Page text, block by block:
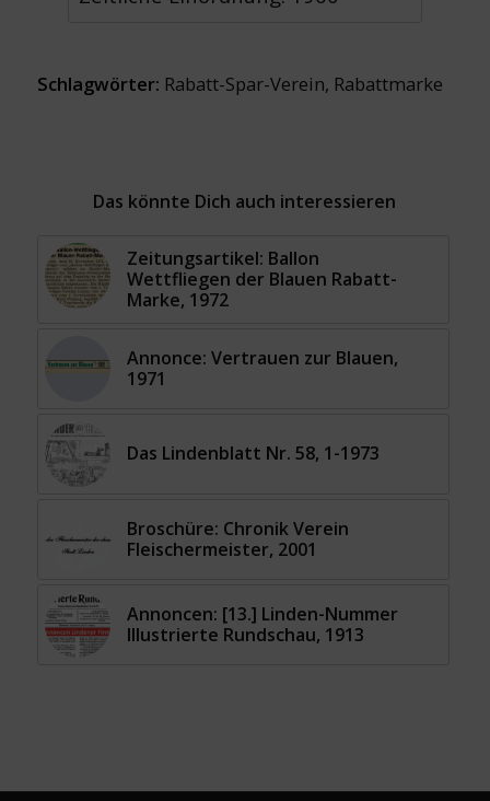
Schlagwörter: Rabatt-Spar-Verein, Rabattmarke
Das könnte Dich auch interessieren
Zeitungsartikel: Ballon
Wettfliegen der Blauen Rabatt-
Marke, 1972
Annonce: Vertrauen zur Blauen,
1971
Das Lindenblatt Nr. 58, 1-1973
Broschüre: Chronik Verein
Fleischermeister, 2001
Annoncen: [13.] Linden-Nummer
Illustrierte Rundschau, 1913